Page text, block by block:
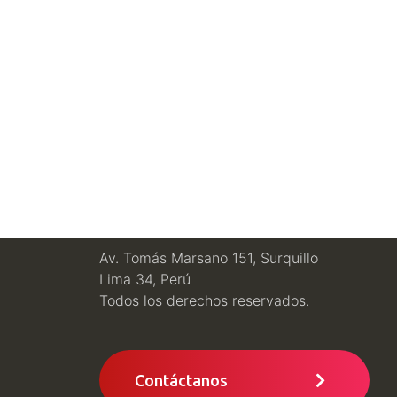
Av. Tomás Marsano 151, Surquillo
Lima 34, Perú
Todos los derechos reservados.
Contáctanos